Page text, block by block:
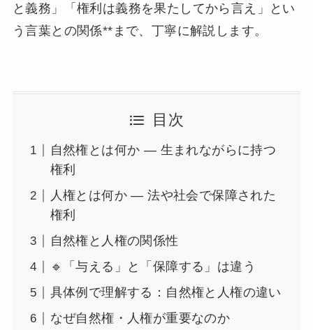
と義務」「権利は義務を果たしてから言え」とい
う言葉との関係**まで、丁寧に解説します。
目次
自然権とは何か ― 生まれながらに持つ
権利
人権とは何か ― 法や社会で保障された
権利
自然権と人権の関係性
🔹「与える」と「保障する」は違う
具体例で理解する：自然権と人権の違い
なぜ自然権・人権が重要なのか